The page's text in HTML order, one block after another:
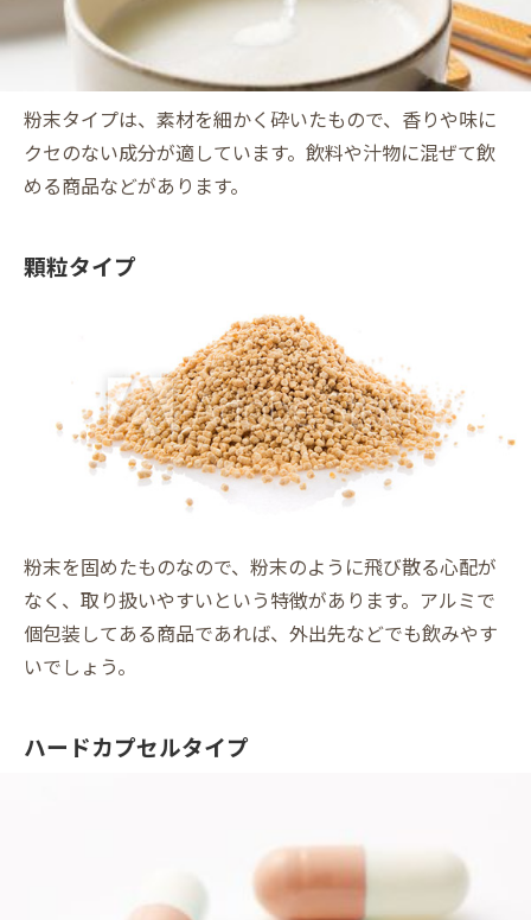
粉末タイプは、素材を細かく砕いたもので、香りや味に
クセのない成分が適しています。飲料や汁物に混ぜて飲
める商品などがあります。
顆粒タイプ
粉末を固めたものなので、粉末のように飛び散る心配が
なく、取り扱いやすいという特徴があります。アルミで
個包装してある商品であれば、外出先などでも飲みやす
いでしょう。
ハードカプセルタイプ